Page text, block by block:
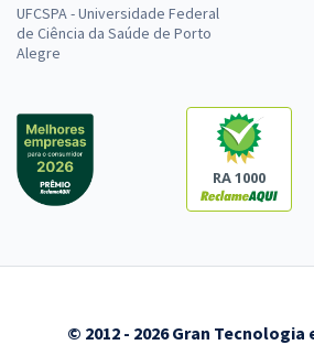
UFCSPA - Universidade Federal
de Ciência da Saúde de Porto
Alegre
RA 1000
© 2012 - 2026 Gran Tecnologia